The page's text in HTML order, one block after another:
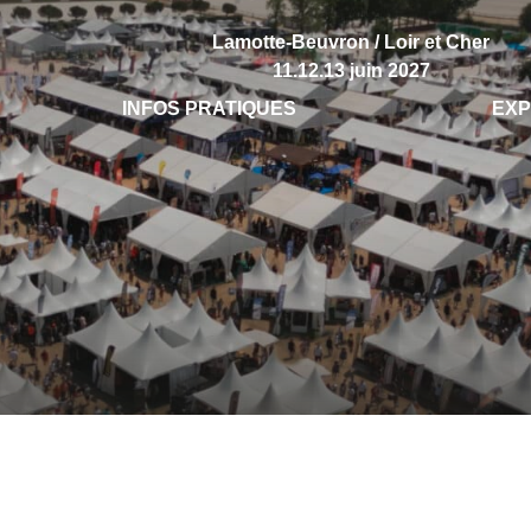
Lamotte-Beuvron / Loir et Cher
11.12.13 juin 2027
INFOS PRATIQUES